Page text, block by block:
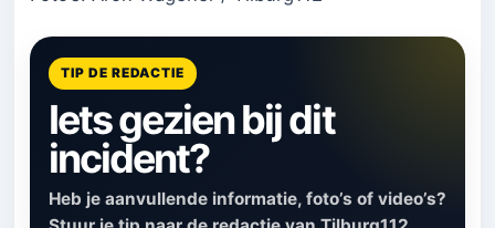
TIP DE REDACTIE
Iets gezien bij dit
incident?
Heb je aanvullende informatie, foto’s of video’s?